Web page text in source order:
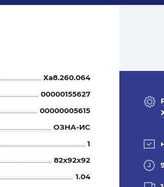
Ха8.260.064
00000155627
00000005615
ОЗНА-ИС
1
82x92x92
1.04